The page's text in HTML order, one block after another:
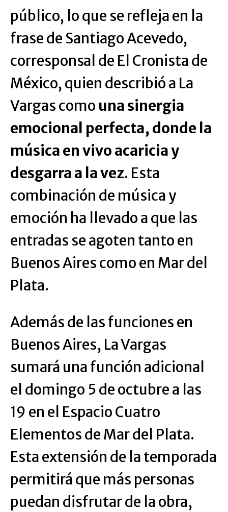
público, lo que se refleja en la
frase de Santiago Acevedo,
corresponsal de El Cronista de
México, quien describió a La
Vargas como una sinergia
emocional perfecta, donde la
música en vivo acaricia y
desgarra a la vez. Esta
combinación de música y
emoción ha llevado a que las
entradas se agoten tanto en
Buenos Aires como en Mar del
Plata.
Además de las funciones en
Buenos Aires, La Vargas
sumará una función adicional
el domingo 5 de octubre a las
19 en el Espacio Cuatro
Elementos de Mar del Plata.
Esta extensión de la temporada
permitirá que más personas
puedan disfrutar de la obra,